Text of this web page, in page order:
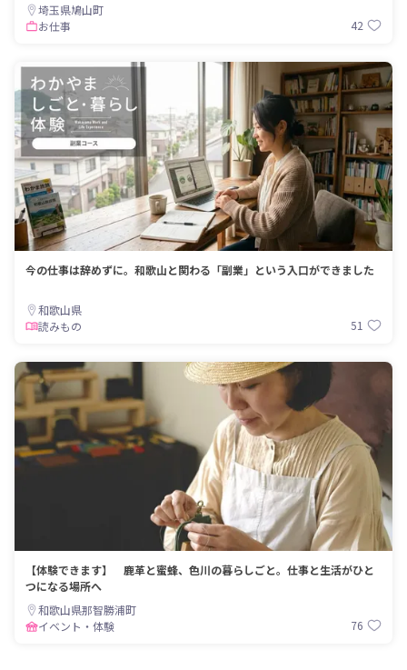
埼玉県鳩山町
お仕事
42
今の仕事は辞めずに。和歌山と関わる「副業」という入口ができました
和歌山県
読みもの
51
【体験できます】 鹿革と蜜蜂、色川の暮らしごと。仕事と生活がひと
つになる場所へ
和歌山県那智勝浦町
イベント・体験
76